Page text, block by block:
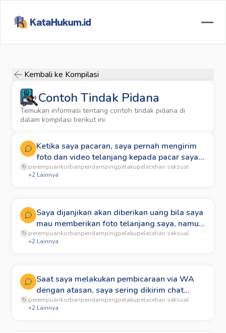
Kembali ke Kompilasi
Contoh Tindak Pidana
Temukan informasi tentang contoh tindak pidana di
dalam kompilasi berikut ini
Ketika saya pacaran, saya pernah mengirim
foto dan video telanjang kepada pacar saya
karena diminta. Namun saat putus, mantan
pacar saya mengancam akan menyebarkan
melaporkan mantan pacar saya?
perempuankorbanpendampingpelakupelecehan seksual
+2 Lainnya
Saya dijanjikan akan diberikan uang bila saya
mau memberikan foto telanjang saya, namun
ketika saya memberikan foto tersebut, saya
dipaksa untuk berhubungan badan, bila tidak
Apakah saya dapat melaporkannya?
perempuankorbanpendampingpelakupelecehan seksual
+2 Lainnya
Saat saya melakukan pembicaraan via WA
dengan atasan, saya sering dikirim chat
bernada seksual dan tak jarang atasan saya
sering mengirimkan foto-foto vulgar kepada
perempuankorbanpendampingpelakupelecehan seksual
+2 Lainnya